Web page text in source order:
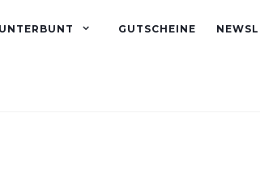
GUTSCHEINE